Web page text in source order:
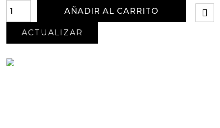
AÑADIR AL CARRITO